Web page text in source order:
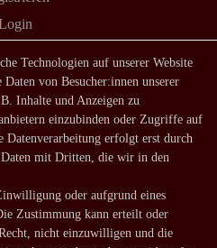
und -kosten
Technologien auf unserer Website
Daten von Besucher:innen unserer
Inhalte und Anzeigen zu
einzubinden oder Zugriffe auf
Datenverarbeitung erfolgt erst durch
Daten mit Dritten, die wir in den
oder aufgrund eines
Zustimmung kann erteilt oder
nicht einzuwilligen und die